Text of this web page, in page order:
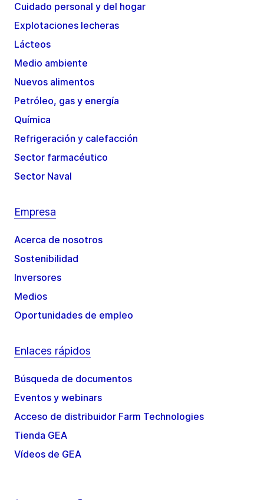
Cuidado personal y del hogar
Explotaciones lecheras
Lácteos
Medio ambiente
Nuevos alimentos
Petróleo, gas y energía
Química
Refrigeración y calefacción
Sector farmacéutico
Sector Naval
Empresa
Acerca de nosotros
Sostenibilidad
Inversores
Medios
Oportunidades de empleo
Enlaces rápidos
Búsqueda de documentos
Eventos y webinars
Acceso de distribuidor Farm Technologies
Tienda GEA
Vídeos de GEA